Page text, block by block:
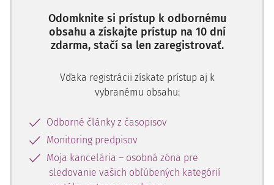
Odomknite si prístup k odbornému
obsahu a získajte prístup na 10 dní
zdarma, stačí sa len zaregistrovať.
Vďaka registrácii získate prístup aj k
vybranému obsahu:
Odborné články z časopisov
Monitoring predpisov
Moja kancelária – osobná zóna pre
sledovanie vašich obľúbených kategórií